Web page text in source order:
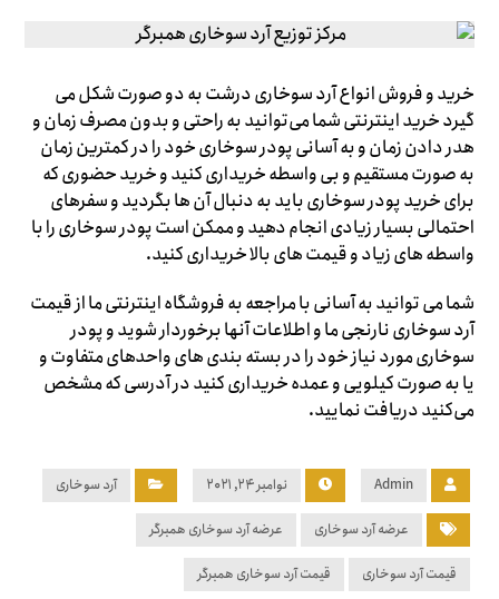
خرید و فروش انواع آرد سوخاری درشت به دو صورت شکل می
گیرد خرید اینترنتی شما می‌توانید به راحتی و بدون مصرف زمان و
هدر دادن زمان و به آسانی پودر سوخاری خود را در کمترین زمان
به صورت مستقیم و بی واسطه خریداری کنید و خرید حضوری که
برای خرید پودر سوخاری باید به دنبال آن ها بگردید و سفرهای
احتمالی بسیار زیادی انجام دهید و ممکن است پودر سوخاری را با
واسطه های زیاد و قیمت های بالا خریداری کنید.
شما می توانید به آسانی با مراجعه به فروشگاه اینترنتی ما از قیمت
آرد سوخاری نارنجی ما و اطلاعات آنها برخوردار شوید و پودر
سوخاری مورد نیاز خود را در بسته بندی های واحدهای متفاوت و
یا به صورت کیلویی و عمده خریداری کنید در آدرسی که مشخص
می‌کنید دریافت نمایید.
Admin نوامبر ۲۴, ۲۰۲۱ آرد سوخاری
عرضه آرد سوخاری عرضه آرد سوخاری همبرگر
قیمت آرد سوخاری قیمت آرد سوخاری همبرگر